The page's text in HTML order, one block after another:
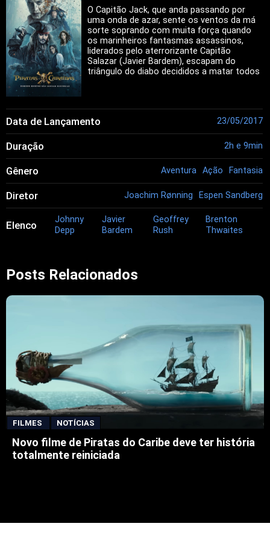
O Capitão Jack, que anda passando por
uma onda de azar, sente os ventos da má
sorte soprando com muita força quando
os marinheiros fantasmas assassinos,
liderados pelo aterrorizante Capitão
Salazar (Javier Bardem), escapam do
triângulo do diabo decididos a matar todos
Data de Lançamento 23/05/2017
Duração 2h e 9min
Gênero Aventura Ação Fantasia
Diretor Joachim Rønning Espen Sandberg
Elenco
Johnny
Depp
Javier
Bardem
Geoffrey
Rush
Brenton
Thwaites
Posts Relacionados
FILMES NOTÍCIAS
Novo filme de Piratas do Caribe deve ter história
totalmente reiniciada